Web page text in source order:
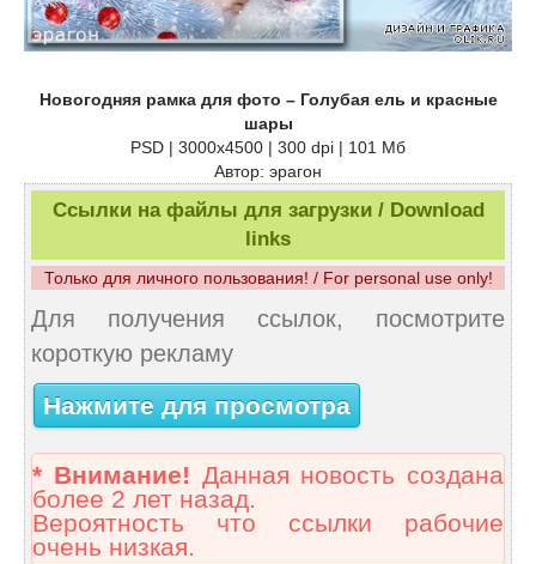
Новогодняя рамка для фото – Голубая ель и красные
шары
PSD | 3000x4500 | 300 dpi | 101 Мб
Автор: эрагон
Ссылки на файлы для загрузки / Download
links
Только для личного пользования! / For personal use only!
Для получения ссылок, посмотрите
короткую рекламу
Нажмите для просмотра
* Внимание! Данная новость создана
более 2 лет назад.
Вероятность что ссылки рабочие
очень низкая.